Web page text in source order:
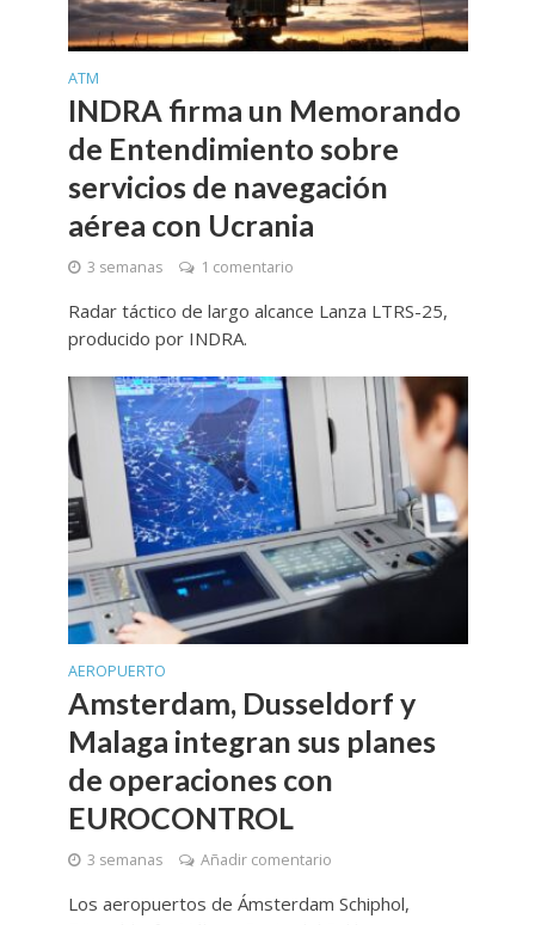
ATM
INDRA firma un Memorando
de Entendimiento sobre
servicios de navegación
aérea con Ucrania
3 semanas 1 comentario
Radar táctico de largo alcance Lanza LTRS-25,
producido por INDRA.
AEROPUERTO
Amsterdam, Dusseldorf y
Malaga integran sus planes
de operaciones con
EUROCONTROL
3 semanas Añadir comentario
Los aeropuertos de Ámsterdam Schiphol,